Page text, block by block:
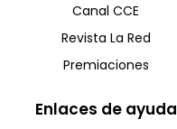
Canal CCE
Revista La Red
Premiaciones
Enlaces de ayuda